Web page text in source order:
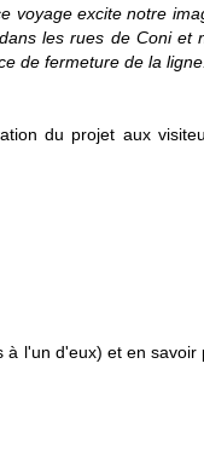
voyage excite notre
les rues de Coni et
de fermeture de la ligne.
du projet aux
l'un d'eux) et en savoir